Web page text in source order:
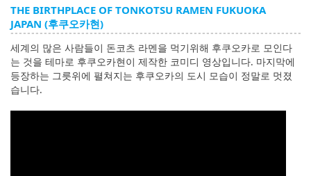
THE BIRTHPLACE OF TONKOTSU RAMEN FUKUOKA
JAPAN (후쿠오카현)
세계의 많은 사람들이 돈코츠 라멘을 먹기위해 후쿠오카로 모인다
는 것을 테마로 후쿠오카현이 제작한 코미디 영상입니다. 마지막에
등장하는 그릇위에 펼쳐지는 후쿠오카의 도시 모습이 정말로 멋졌
습니다.